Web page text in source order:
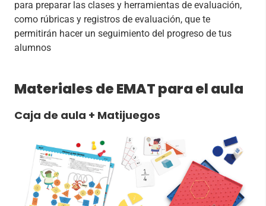
para preparar las clases y herramientas de evaluación,
como rúbricas y registros de evaluación, que te
permitirán hacer un seguimiento del progreso de tus
alumnos
Materiales de EMAT para el aula
Caja de aula + Matijuegos